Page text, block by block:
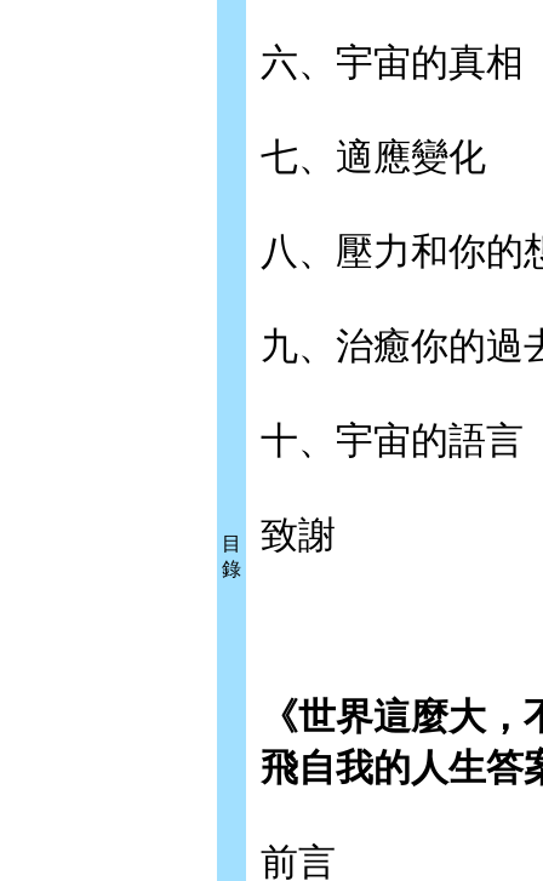
目
錄
六、宇宙的真相
七、適應變化
八、壓力和你的
九、治癒你的過
十、宇宙的語言
致謝
《世界這麼大
飛自我的人生答
前言